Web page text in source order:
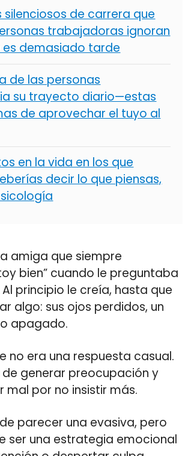
silenciosos de carrera que
trabajadoras ignoran
es demasiado tarde
de las personas
su trayecto diario—estas
de aprovechar el tuyo al
en la vida en los que
decir lo que piensas,
amiga que siempre
bien” cuando le preguntaba
principio le creía, hasta que
algo: sus ojos perdidos, un
apagado.
no era una respuesta casual.
de generar preocupación y
mal por no insistir más.
parecer una evasiva, pero
ser una estrategia emocional